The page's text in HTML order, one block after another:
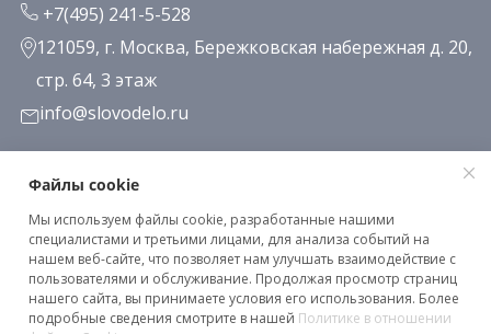
+7(495) 241-5-528
121059, г. Москва, Бережковская набережная д. 20,
стр. 64, 3 этаж
info@slovodelo.ru
Заказать звонок
Подписаться на рассылку
Клиентское соглашение
Файлы cookie
Мы используем файлы cookie, разработанные нашими
специалистами и третьими лицами, для анализа событий на
нашем веб-сайте, что позволяет нам улучшать взаимодействие с
пользователями и обслуживание. Продолжая просмотр страниц
нашего сайта, вы принимаете условия его использования. Более
подробные сведения смотрите в нашей Политике в отношении